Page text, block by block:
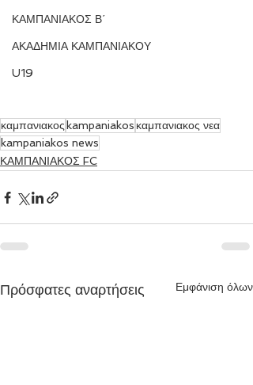
ΚΑΜΠΑΝΙΑΚΟΣ Β΄
ΑΚΑΔΗΜΙΑ ΚΑΜΠΑΝΙΑΚΟΥ
U19
καμπανιακος kampaniakos καμπανιακος νεα
kampaniakos news
ΚΑΜΠΑΝΙΑΚΟΣ FC
Πρόσφατες αναρτήσεις Εμφάνιση όλων